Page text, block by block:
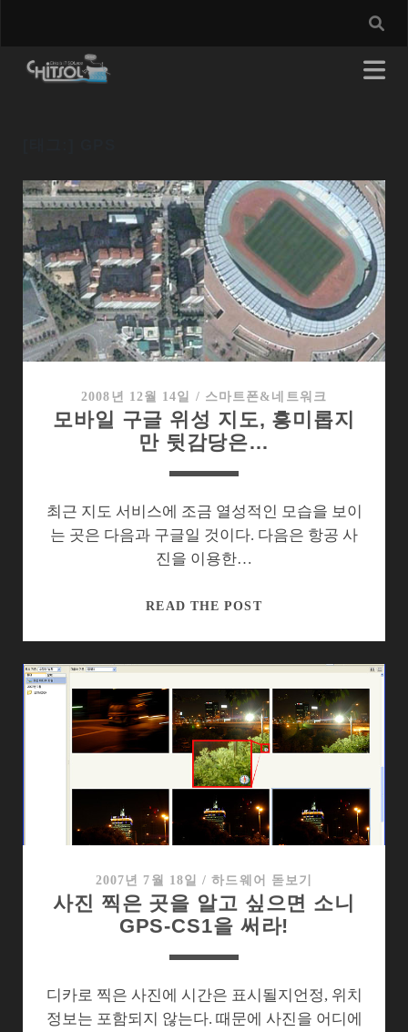
2008년 12월 14일 / 스마트폰&네트워크
모바일 구글 위성 지도, 흥미롭지
만 뒷감당은…
최근 지도 서비스에 조금 열성적인 모습을 보이
는 곳은 다음과 구글일 것이다. 다음은 항공 사
진을 이용한…
READ THE POST모
구
글
위
성
도,
흥
미
지
만
뒷
은…
2007년 7월 18일 /하드웨어 돋보기
사진 찍은 곳을 알고 싶으면 소니
GPS-CS1을 써라!
디카로 찍은 사진에 시간은 표시될지언정, 위치
정보는 포함되지 않는다. 때문에 사진을 어디에